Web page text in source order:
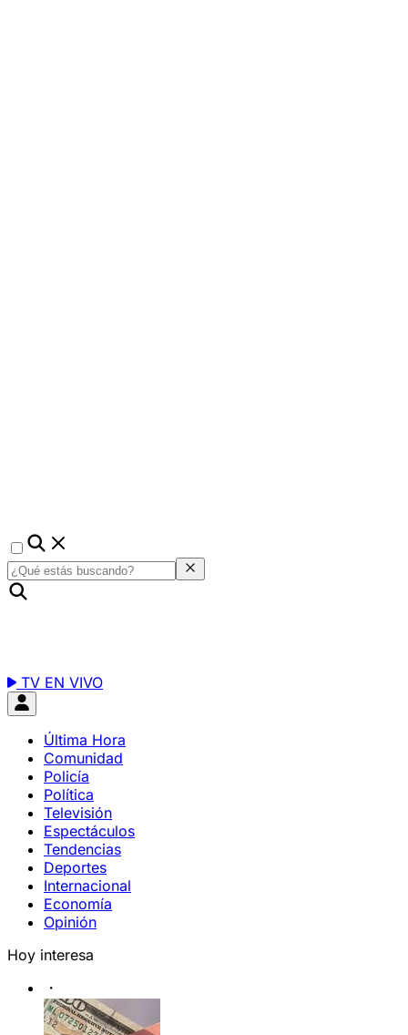
TV EN VIVO
Última Hora
Comunidad
Policía
Política
Televisión
Espectáculos
Tendencias
Deportes
Internacional
Economía
Opinión
Hoy interesa